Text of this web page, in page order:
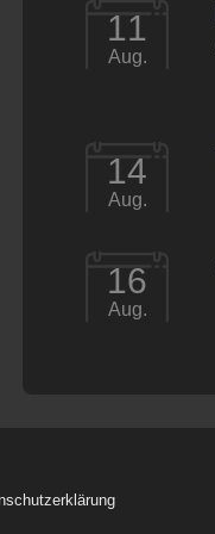
11
Aug.
14
Aug.
16
Aug.